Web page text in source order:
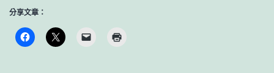
分享文章：